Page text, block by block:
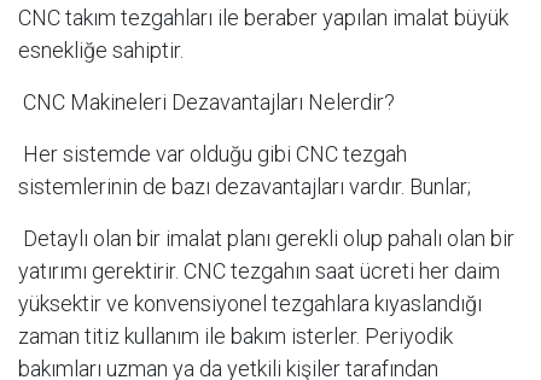
CNC takım tezgahları ile beraber yapılan imalat büyük
esnekliğe sahiptir.
CNC Makineleri Dezavantajları Nelerdir?
Her sistemde var olduğu gibi CNC tezgah
sistemlerinin de bazı dezavantajları vardır. Bunlar;
Detaylı olan bir imalat planı gerekli olup pahalı olan bir
yatırımı gerektirir. CNC tezgahın saat ücreti her daim
yüksektir ve konvensiyonel tezgahlara kıyaslandığı
zaman titiz kullanım ile bakım isterler. Periyodik
bakımları uzman ya da yetkili kişiler tarafından